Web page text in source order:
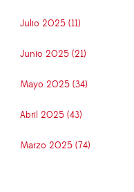
Julio 2025 (11)
Junio 2025 (21)
Mayo 2025 (34)
Abril 2025 (43)
Marzo 2025 (74)